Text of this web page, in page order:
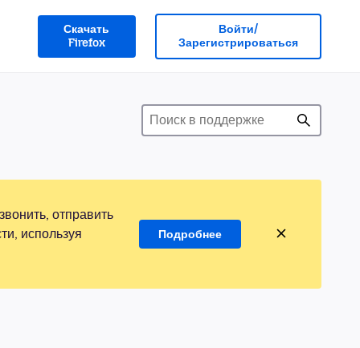
Скачать
Firefox
Войти/
Зарегистрироваться
отправить
используя
Подробнее